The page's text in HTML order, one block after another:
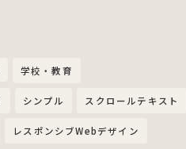
学校・教育
シンプル スクロールテキスト
レスポンシブWebデザイン